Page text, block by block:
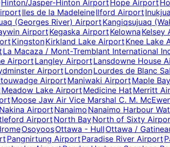
Hinton/Jasper-Hinton AirportHope Airport
Iles de la MadeleineIlford Airport
(Georges River) AirportKangiqsujuaq
AirportKegaska AirportKelownaKelsey
KingstonKirkland Lake AirportKnee Lake
La Macaza / Mont-Tremblant International
AirportLangley AirportLansdowne House
AirportLondonLourdes de Blanc
AirportManiwaki AirportMaple
Meadow Lake AirportMedicine HatMerritt
Moose Jaw Air Vice Marshal C. M.
AirportNanaimoNanaimo Harbour
AirportNorth BayNorth of Sixty
OsoyoosOttawa - HullOttawa /
Pangnirtung AirportParadise River Airport